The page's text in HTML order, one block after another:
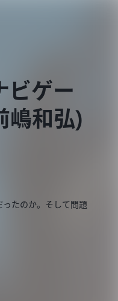
ビゲー
嶋和弘)
たのか。そして問題